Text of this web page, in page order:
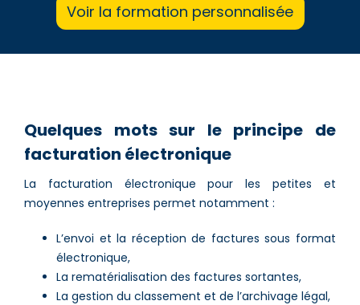
Voir la formation personnalisée
Quelques mots sur le principe de
facturation électronique
La facturation électronique pour les petites et
moyennes entreprises permet notamment :
L’envoi et la réception de factures sous format
électronique,
La rematérialisation des factures sortantes,
La gestion du classement et de l’archivage légal,